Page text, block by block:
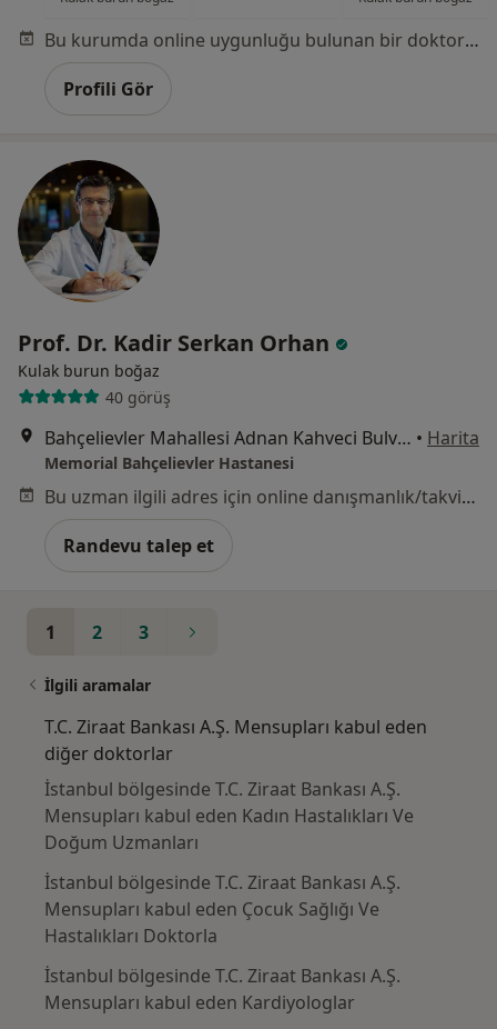
Bu kurumda online uygunluğu bulunan bir doktor veya uzman bulunamadı
Profili Gör
Prof. Dr. Kadir Serkan Orhan
Kulak burun boğaz
40 görüş
Bahçelievler Mahallesi Adnan Kahveci Bulvarı No:227, İstanbul • Harita
Memorial Bahçelievler Hastanesi
Bu uzman ilgili adres için online danışmanlık/takvim sunmuyor.
Randevu talep et
1 2 3
İlgili aramalar
T.C. Ziraat Bankası A.Ş. Mensupları kabul eden
diğer doktorlar
İstanbul bölgesinde T.C. Ziraat Bankası A.Ş.
Mensupları kabul eden Kadın Hastalıkları Ve
Doğum Uzmanları
İstanbul bölgesinde T.C. Ziraat Bankası A.Ş.
Mensupları kabul eden Çocuk Sağlığı Ve
Hastalıkları Doktorla
İstanbul bölgesinde T.C. Ziraat Bankası A.Ş.
Mensupları kabul eden Kardiyologlar